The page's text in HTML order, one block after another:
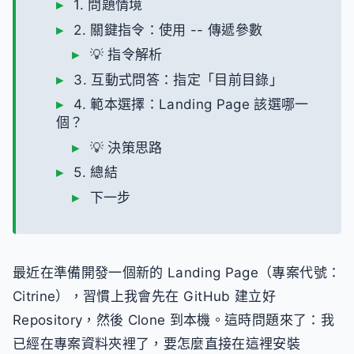
1. 問題情境
2. 關鍵指令：使用 -- 傳遞參數
💡 指令解析
3. 互動式問答：指定「目前目錄」
4. 範本選擇：Landing Page 該選哪一
個？
💡 決策思路
5. 總結
下一步
最近在準備開發一個新的 Landing Page（專案代號：
Citrine），習慣上我會先在 GitHub 建立好
Repository，然後 Clone 到本機。這時問題來了：我
已經在專案資料夾裡了，要怎麼直接在這裡安裝